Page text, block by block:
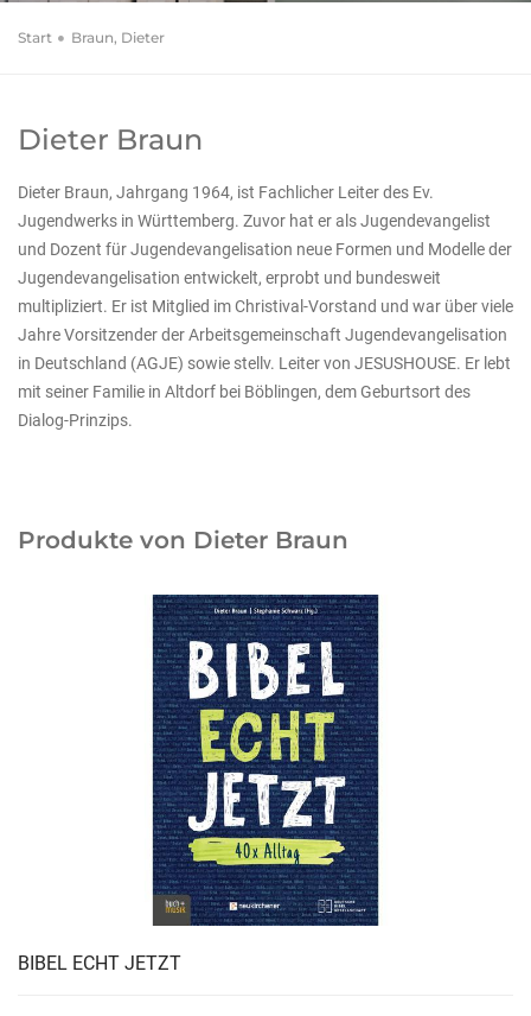
Start Braun, Dieter
Dieter Braun
Dieter Braun, Jahrgang 1964, ist Fachlicher Leiter des Ev.
Jugendwerks in Württemberg. Zuvor hat er als Jugendevangelist
und Dozent für Jugendevangelisation neue Formen und Modelle der
Jugendevangelisation entwickelt, erprobt und bundesweit
multipliziert. Er ist Mitglied im Christival-Vorstand und war über viele
Jahre Vorsitzender der Arbeitsgemeinschaft Jugendevangelisation
in Deutschland (AGJE) sowie stellv. Leiter von JESUSHOUSE. Er lebt
mit seiner Familie in Altdorf bei Böblingen, dem Geburtsort des
Dialog-Prinzips.
Produkte von Dieter Braun
BIBEL ECHT JETZT